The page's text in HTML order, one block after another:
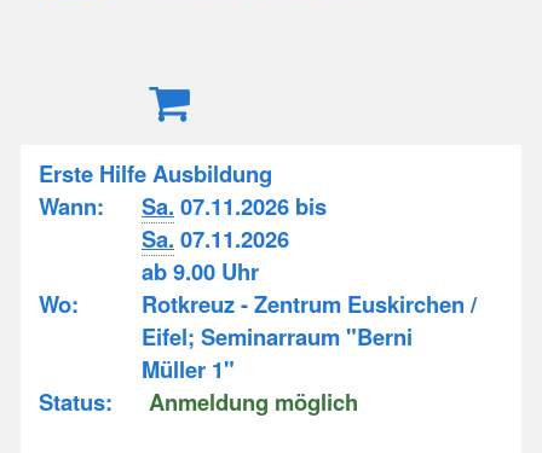
Erste Hilfe Ausbildung
Wann:
Sa. 07.11.2026 bis
Sa. 07.11.2026
ab 9.00 Uhr
Wo:
Rotkreuz - Zentrum Euskirchen /
Eifel; Seminarraum "Berni
Müller 1"
Status:
Anmeldung möglich